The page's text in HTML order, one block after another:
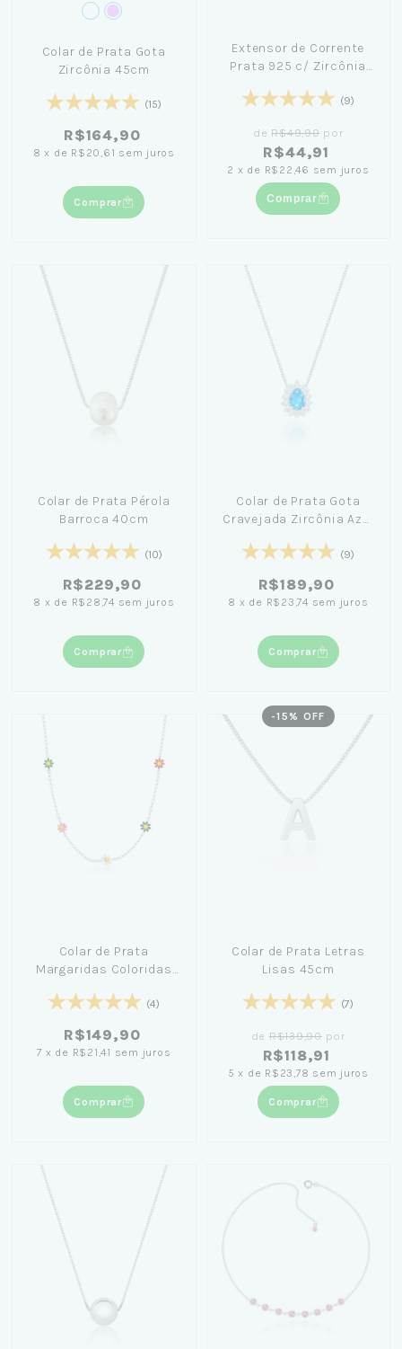
Colar de Prata Gota
Zircônia 45cm
(15)
R$164,90
8 x de R$20,61 sem juros
Comprar
Extensor de Corrente
Prata 925 c/ Zircônia
(9)
deR$49,90por
R$44,91
2 x de R$22,46 sem juros
Comprar
Colar de Prata Pérola
Barroca 40cm
(10)
R$229,90
8 x de R$28,74 sem juros
Comprar
Colar de Prata Gota
Cravejada Zircônia Azul
(9)
R$189,90
8 x de R$23,74 sem juros
Comprar
Colar de Prata
Margaridas Coloridas
(4)
R$149,90
7 x de R$21,41 sem juros
Comprar
-15 % OFF
Colar de Prata Letras
Lisas 45cm
(7)
de R$139,90por
R$118,91
5 x de R$23,78 sem juros
Comprar